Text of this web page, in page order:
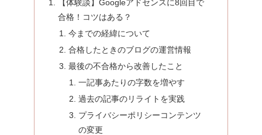
【体験談】Googleアドセンスに8回目で
合格！コツはある？
今までの経緯について
合格したときのブログの運営情報
最後の不合格から改善したこと
一記事あたりの字数を増やす
過去の記事のリライトを実践
プライバシーポリシーコンテンツ
の変更